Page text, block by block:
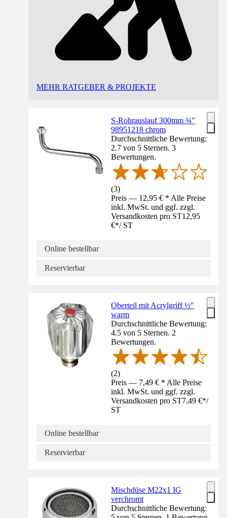
MEHR RATGEBER & PROJEKTE
S-Rohrauslauf 300mm ¾"
98951218 chrom
Durchschnittliche Bewertung:
2.7 von 5 Sternen. 3
Bewertungen.
(3)
Preis — 12,95 € * Alle Preise
inkl. MwSt. und ggf. zzgl.
Versandkosten pro ST12,95
€*/ ST
Online bestellbar
Reservierbar
Oberteil mit Acrylgriff ½"
warm
Durchschnittliche Bewertung:
4.5 von 5 Sternen. 2
Bewertungen.
(2)
Preis — 7,49 € * Alle Preise
inkl. MwSt. und ggf. zzgl.
Versandkosten pro ST7,49 €*/
ST
Online bestellbar
Reservierbar
Mischdüse M22x1 IG
verchromt
Durchschnittliche Bewertung: